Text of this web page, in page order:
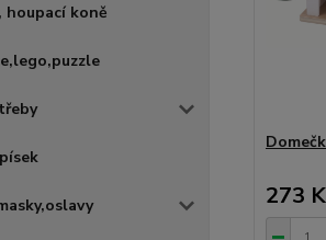
houpací koně
273